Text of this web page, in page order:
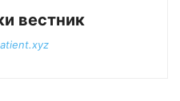
вестник